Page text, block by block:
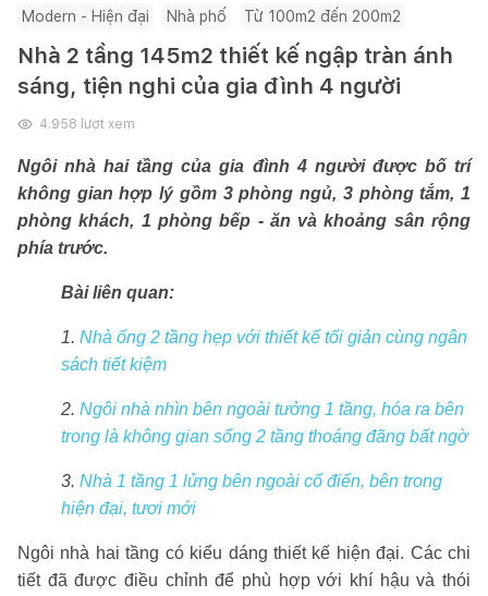
Modern - Hiện đại Nhà phố Từ 100m2 đến 200m2
Nhà 2 tầng 145m2 thiết kế ngập tràn ánh
sáng, tiện nghi của gia đình 4 người
4.958 lượt xem
Ngôi nhà hai tầng của gia đình 4 người được bố trí
không gian hợp lý gồm 3 phòng ngủ, 3 phòng tắm, 1
phòng khách, 1 phòng bếp - ăn và khoảng sân rộng
phía trước.
Bài liên quan:
1. Nhà ống 2 tầng hẹp với thiết kế tối giản cùng ngân
sách tiết kiệm
2. Ngôi nhà nhìn bên ngoài tưởng 1 tầng, hóa ra bên
trong là không gian sống 2 tầng thoáng đãng bất ngờ
3. Nhà 1 tầng 1 lửng bên ngoài cổ điển, bên trong
hiện đại, tươi mới
Ngôi nhà hai tầng có kiểu dáng thiết kế hiện đại. Các chi
tiết đã được điều chỉnh để phù hợp với khí hậu và thói